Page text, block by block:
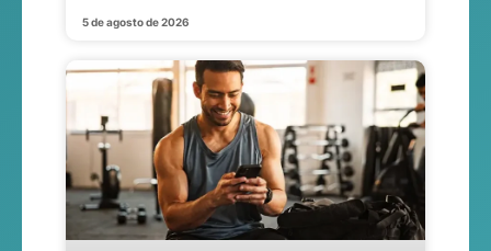
5 de agosto de 2026